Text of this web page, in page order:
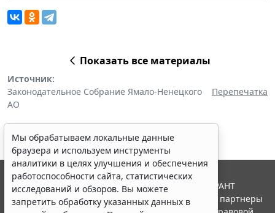
Показать все материалы
Источник:
Законодательное Собрание Ямало-Ненецкого
АО
Перепечатка
Мы обрабатываем локальные данные
браузера и используем инструменты
аналитики в целях улучшения и обеспечения
работоспособности сайта, статистических
исследований и обзоров. Вы можете
запретить обработку указанных данных в
© ООО "НПП "ГАРАНТ-СЕРВИС", 2026. Система ГАРАНТ
выпускается с 1990 года. Компания "Гарант" и ее партнеры